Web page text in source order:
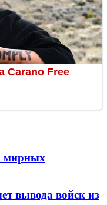
мирных
вывода войск из